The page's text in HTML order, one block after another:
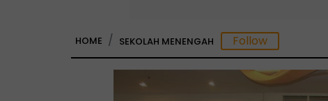
HOME SEKOLAH MENENGAH